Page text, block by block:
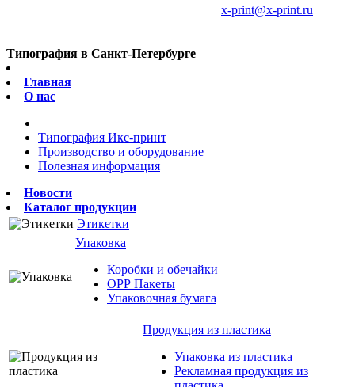
x-print@x-print.ru
Типография в Санкт-Петербурге
Главная
О нас
Типография Икс-принт
Производство и оборудование
Полезная информация
Новости
Каталог продукции
Этикетки
Упаковка
Коробки и обечайки
ОРР Пакеты
Упаковочная бумага
Продукция из пластика
Упаковка из пластика
Рекламная продукция из